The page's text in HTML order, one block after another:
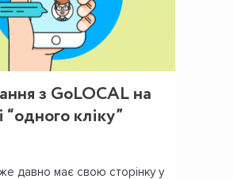
з GoLOCAL на
“одного кліку”
давно має свою сторінку у